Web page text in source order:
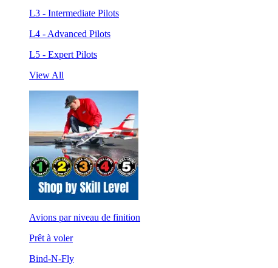
L3 - Intermediate Pilots
L4 - Advanced Pilots
L5 - Expert Pilots
View All
Avions par niveau de finition
Prêt à voler
Bind-N-Fly